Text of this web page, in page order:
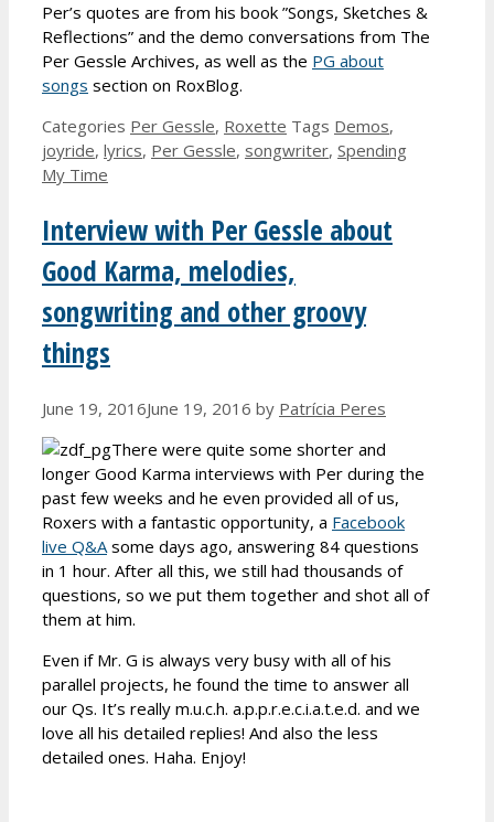
Per’s quotes are from his book ”Songs, Sketches &
Reflections” and the demo conversations from The
Per Gessle Archives, as well as the PG about
songs section on RoxBlog.
Categories Per Gessle, Roxette Tags Demos,
joyride, lyrics, Per Gessle, songwriter, Spending
My Time
Interview with Per Gessle about
Good Karma, melodies,
songwriting and other groovy
things
June 19, 2016June 19, 2016 by Patrícia Peres
There were quite some shorter and
longer Good Karma interviews with Per during the
past few weeks and he even provided all of us,
Roxers with a fantastic opportunity, a Facebook
live Q&A some days ago, answering 84 questions
in 1 hour. After all this, we still had thousands of
questions, so we put them together and shot all of
them at him.
Even if Mr. G is always very busy with all of his
parallel projects, he found the time to answer all
our Qs. It’s really m.u.c.h. a.p.p.r.e.c.i.a.t.e.d. and we
love all his detailed replies! And also the less
detailed ones. Haha. Enjoy!